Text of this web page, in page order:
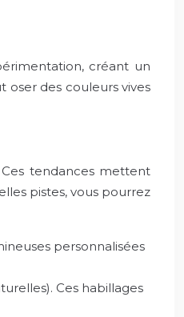
créant un
des couleurs vives
tendances mettent
pistes, vous pourrez
personnalisées
Ces habillages